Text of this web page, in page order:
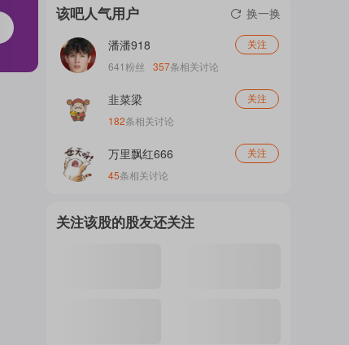
A1轮融资。三七互娱（002555.SZ）作为
老股东继续加码，参与本轮投资。 随着本
轮融资完成，昉擎科技正式迈入百亿估值企
业行列，也成为三七互娱AI投资生态中的又
一家百亿级企业。 业内认为，此次加注昉
擎科技，既是三七互娱对其核心技术实力与
长...
该吧人气用户 换一换
潘潘918 关注
641 粉丝 357条相关讨论
韭菜梁 关注
182条相关讨论
万里飘红666 关注
45条相关讨论
关注该股的股友还关注